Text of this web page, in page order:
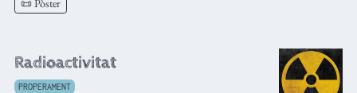
📜 Pòster
Radioactivitat
PROPERAMENT